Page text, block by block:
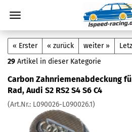
« Erster « zurück weiter »
29 Artikel in dieser Kategorie
Carbon Zahnriemenabdeckung
Rad, Audi S2 RS2 S4 S6 C4
(Art.Nr.: L090026-L090026.1)